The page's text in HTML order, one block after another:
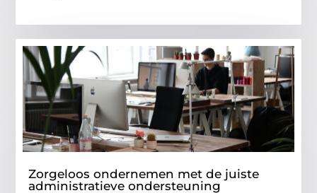
Zorgeloos ondernemen met de juiste
administratieve ondersteuning